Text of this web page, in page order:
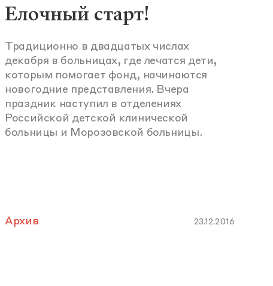
Елочный старт!
Традиционно в двадцатых числах
декабря в больницах, где лечатся дети,
которым помогает фонд, начинаются
новогодние представления. Вчера
праздник наступил в отделениях
Российской детской клинической
больницы и Морозовской больницы.
Архив 23.12.2016